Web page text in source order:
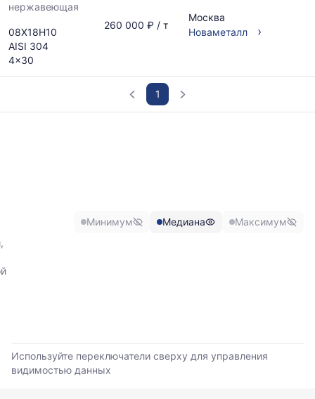
нержавеющая
08Х18Н10
AISI 304
4x30
260 000 ₽ / т
Москва
Новаметалл
›
1
6
месяцев.
Используйте
Минимум Медиана Максимум
Используйте переключатели сверху для управления
видимостью данных